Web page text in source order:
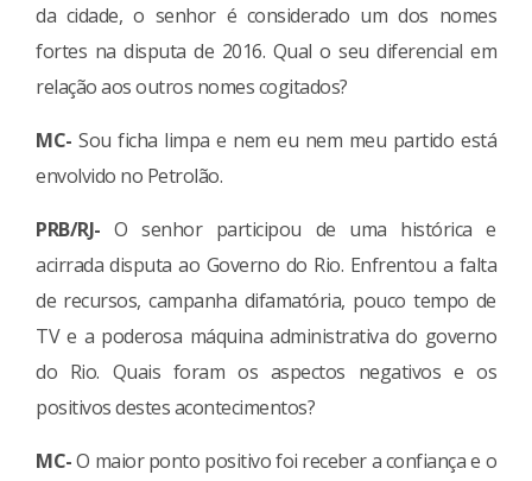
da cidade, o senhor é considerado um dos nomes
fortes na disputa de 2016. Qual o seu diferencial em
relação aos outros nomes cogitados?
MC- Sou ficha limpa e nem eu nem meu partido está
envolvido no Petrolão.
PRB/RJ- O senhor participou de uma histórica e
acirrada disputa ao Governo do Rio. Enfrentou a falta
de recursos, campanha difamatória, pouco tempo de
TV e a poderosa máquina administrativa do governo
do Rio. Quais foram os aspectos negativos e os
positivos destes acontecimentos?
MC-O maior ponto positivo foi receber a confiança e o